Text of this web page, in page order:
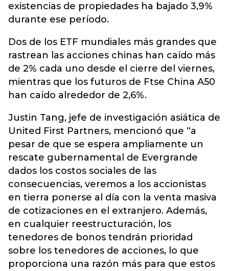
existencias de propiedades ha bajado 3,9%
durante ese período.
Dos de los ETF mundiales más grandes que
rastrean las acciones chinas han caído más
de 2% cada uno desde el cierre del viernes,
mientras que los futuros de Ftse China A50
han caído alrededor de 2,6%.
Justin Tang, jefe de investigación asiática de
United First Partners, mencionó que “a
pesar de que se espera ampliamente un
rescate gubernamental de Evergrande
dados los costos sociales de las
consecuencias, veremos a los accionistas
en tierra ponerse al día con la venta masiva
de cotizaciones en el extranjero. Además,
en cualquier reestructuración, los
tenedores de bonos tendrán prioridad
sobre los tenedores de acciones, lo que
proporciona una razón más para que estos